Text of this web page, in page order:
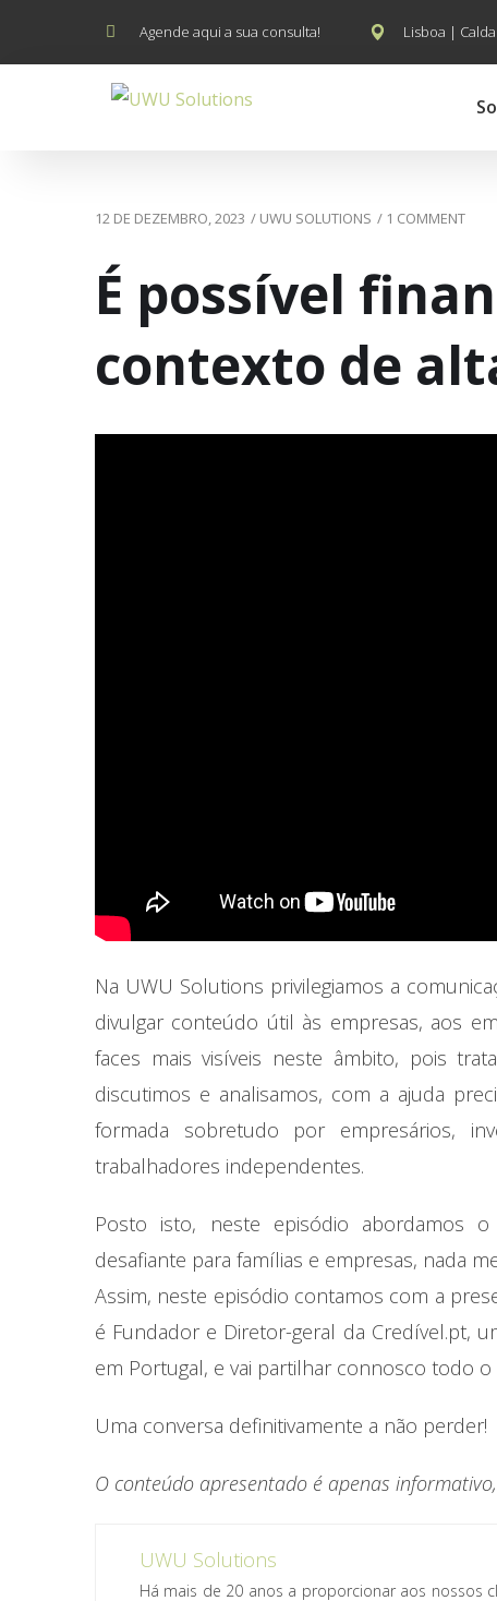
Agende aqui a sua consulta! Lisboa |
12 DE DEZEMBRO, 2023 / UWU SOLUTIONS / 1 COMMENT
É possível
contexto de
Na UWU Solutions privilegiamos a
divulgar conteúdo útil às empresas, aos
faces mais visíveis neste âmbito, pois
discutimos e analisamos, com a ajuda
formada sobretudo por empresários,
trabalhadores independentes.
Posto isto, neste episódio abordamos
desafiante para famílias e empresas, nada
Assim, neste episódio contamos com a
é Fundador e Diretor-geral da Credível.pt,
em Portugal, e vai partilhar connosco todo
Uma conversa definitivamente a não perder!
O conteúdo apresentado é apenas
UWU Solutions
Há mais de 20 anos a proporcionar aos nossos